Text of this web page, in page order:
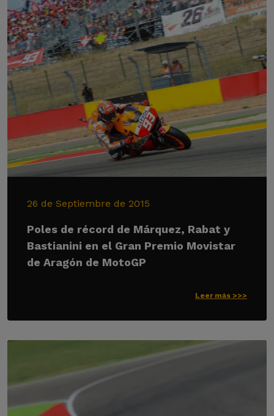
26 de Septiembre de 2015
Poles de récord de Márquez, Rabat y
Bastianini en el Gran Premio Movistar
de Aragón de MotoGP
Leer más >>>